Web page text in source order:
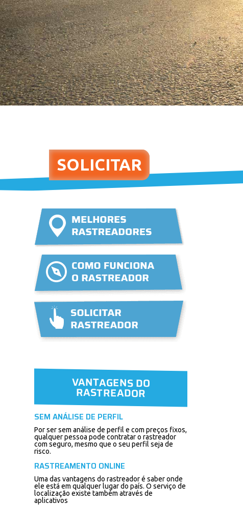
VANTAGENS DO
RASTREADOR
SEM ANÁLISE DE PERFIL
Por ser sem análise de perfil e com preços fixos,
qualquer pessoa pode contratar o rastreador
com seguro, mesmo que o seu perfil seja de
risco.
RASTREAMENTO ONLINE
Uma das vantagens do rastreador é saber onde
ele está em qualquer lugar do país. O serviço de
localização existe também através de
aplicativos